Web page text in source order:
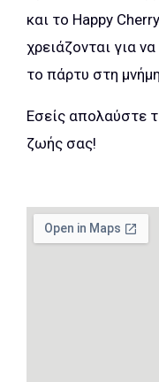
και το Happy
χρειάζονται για
το πάρτυ στη
Εσείς απολαύστε
ζωής σας!